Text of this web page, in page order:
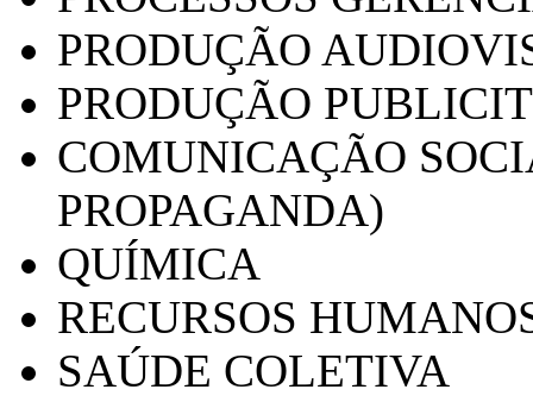
PRODUÇÃO
PRODUÇÃO
COMUNICAÇÃO
PROPAGANDA)
QUÍMICA
RECURSOS
SAÚDE COLETIVA